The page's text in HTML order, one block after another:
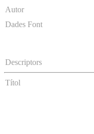
Autor
Dades Font
Descriptors
Títol